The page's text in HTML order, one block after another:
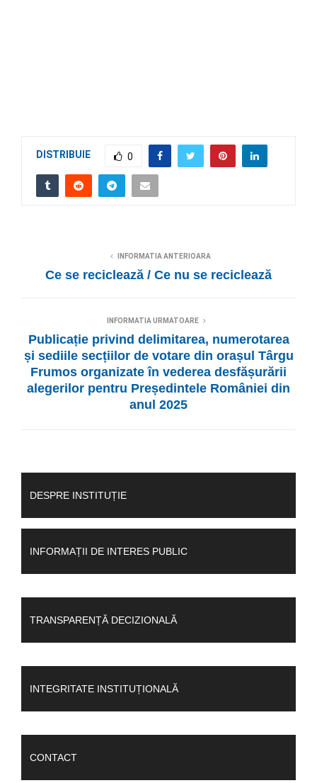
DISTRIBUIE 0
INFORMATIA ANTERIOARA
Ce se reciclează / Ce nu se reciclează
INFORMATIA URMATOARE
Publicație privind delimitarea, numerotarea
și sediile secțiilor de votare din orașul Târgu
Frumos organizate în vederea desfășurării
alegerilor pentru Președintele României din
anul 2025
DESPRE INSTITUȚIE
INFORMAȚII DE INTERES PUBLIC
TRANSPARENȚĂ DECIZIONALĂ
INTEGRITATE INSTITUȚIONALĂ
CONTACT